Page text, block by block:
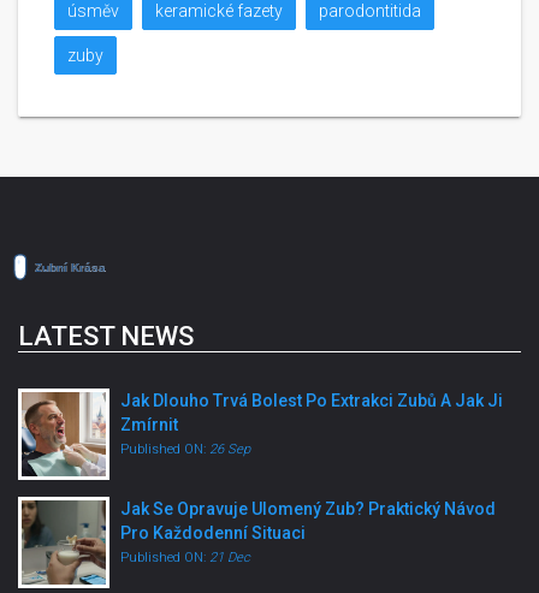
úsměv keramické fazety parodontitida
zuby
LATEST NEWS
Jak Dlouho Trvá Bolest Po Extrakci Zubů A Jak Ji
Zmírnit
Published ON: 26 Sep
Jak Se Opravuje Ulomený Zub? Praktický Návod
Pro Každodenní Situaci
Published ON: 21 Dec